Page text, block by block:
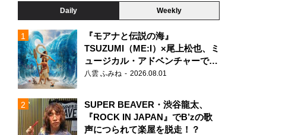
Daily Weekly
『モアナと伝説の海』
TSUZUMI（ME:I）×尾上松也、ミ
ュージカル・アドベンチャーで美
声を響かせる
八雲 ふみね 2026.08.01
SUPER BEAVER・渋谷龍太、
『ROCK IN JAPAN』でB’zの歌
声につられて楽屋を脱走！？